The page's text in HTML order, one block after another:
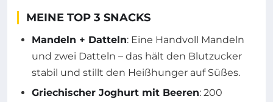
MEINE TOP 3 SNACKS
Mandeln + Datteln: Eine Handvoll Mandeln
und zwei Datteln – das hält den Blutzucker
stabil und stillt den Heißhunger auf Süßes.
Griechischer Joghurt mit Beeren: 200